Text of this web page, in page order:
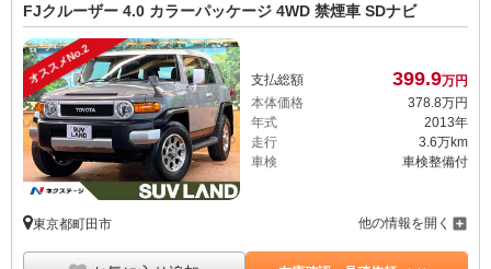
FJクルーザー 4.0 カラーパッケージ 4WD 禁煙車 SDナビ
オススメNo.2 支払総額 399.9万円
本体価格
378. 8万円
年式
2013年
走行
3.6万km
車検
車検整備付
東京都町田市 他の情報を開く